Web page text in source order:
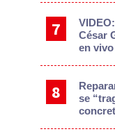
César
en
se